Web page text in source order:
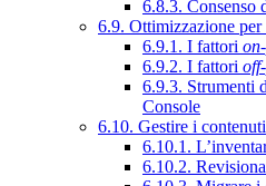
6.8.3. Consenso
6.9. Ottimizzazione
6.9.1. I fattori
6.9.2. I fattori
6.9.3. Strumenti
Console
6.10. Gestire i contenuti
6.10.1.
6.10.2.